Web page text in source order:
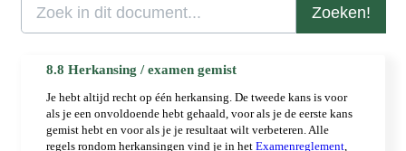
Zoeken!